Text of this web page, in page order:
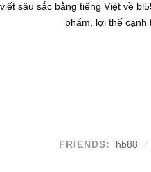
sâu sắc bằng tiếng Việt về
phẩm, lợi thế cạnh
FRIENDS: hb88